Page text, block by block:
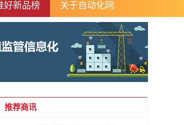
好新品榜 关于自动化网
推荐商讯